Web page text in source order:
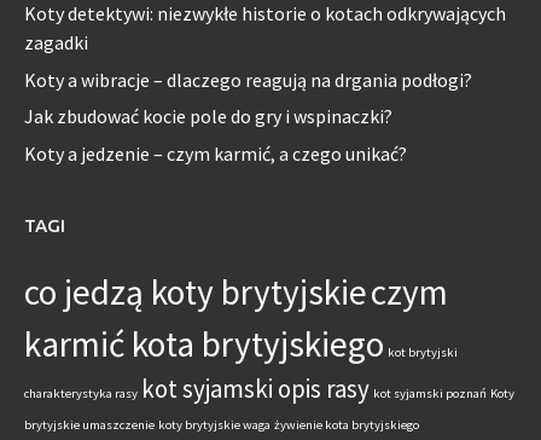
Koty detektywi: niezwykłe historie o kotach odkrywających
zagadki
Koty a wibracje – dlaczego reagują na drgania podłogi?
Jak zbudować kocie pole do gry i wspinaczki?
Koty a jedzenie – czym karmić, a czego unikać?
TAGI
co jedzą koty brytyjskieczym
karmić kota brytyjskiego kot brytyjski
charakterystyka rasy kot syjamski opis rasy kot syjamski poznań Koty
brytyjskie umaszczenie koty brytyjskie waga żywienie kota brytyjskiego